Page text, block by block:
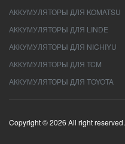
АККУМУЛЯТОРЫ ДЛЯ KOMATSU
АККУМУЛЯТОРЫ ДЛЯ LINDE
АККУМУЛЯТОРЫ ДЛЯ NICHIYU
АККУМУЛЯТОРЫ ДЛЯ TCM
АККУМУЛЯТОРЫ ДЛЯ TOYOTA
Copyright © 2026 All right reserved.